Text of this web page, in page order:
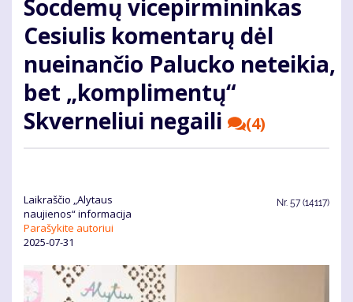
Socdemų vicepirmininkas
Cesiulis komentarų dėl
nueinančio Palucko neteikia,
bet „komplimentų“
Skverneliui negaili
(4)
Laikraščio „Alytaus
naujienos“ informacija
Parašykite autoriui
2025-07-31
Nr. 57 (14117)